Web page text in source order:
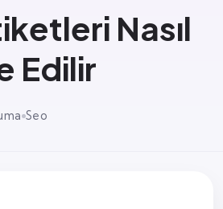
Nasıl
Edilir
Seo